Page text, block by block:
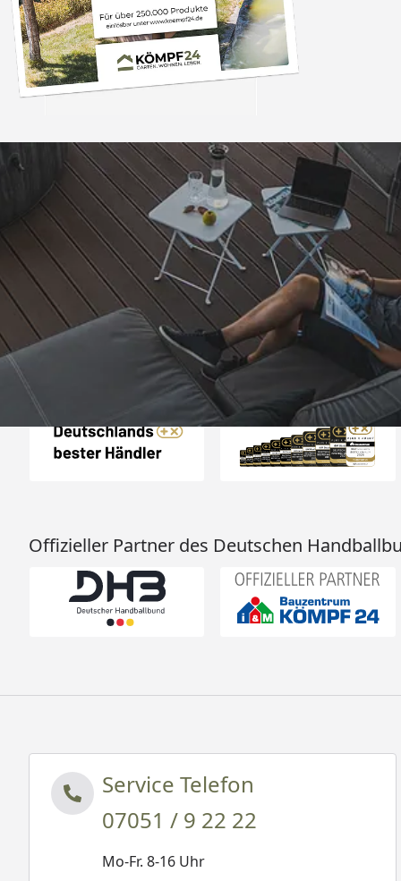
Trusted Shops
4,81/ 5
25.980 Bewertungen
„Alles perfekt
Auszeichnungen
Offizieller Partner des Deutschen
Service Telefon
07051 / 9 22 22
Mo-Fr. 8-16 Uhr